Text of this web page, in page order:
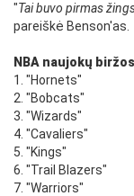
"Tai buvo pirmas
pareiškė Benson'as.
NBA naujokų
1. "Hornets"
2. "Bobcats"
3. "Wizards"
4. "Cavaliers"
5. "Kings"
6. "Trail Blazers"
7. "Warriors"